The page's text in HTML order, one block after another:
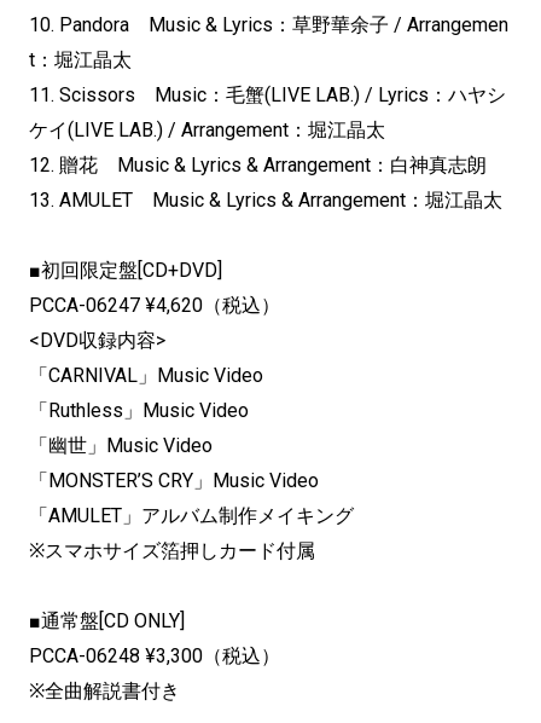
10. Pandora Music & Lyrics：草野華余子 / Arrangemen
t：堀江晶太
11. Scissors Music：毛蟹(LIVE LAB.) / Lyrics：ハヤシ
ケイ(LIVE LAB.) / Arrangement：堀江晶太
12. 贈花 Music & Lyrics & Arrangement：白神真志朗
13. AMULET Music & Lyrics & Arrangement：堀江晶太
■初回限定盤[CD+DVD]
PCCA-06247 ¥4,620（税込）
<DVD収録内容>
「CARNIVAL」Music Video
「Ruthless」Music Video
「幽世」Music Video
「MONSTER’S CRY」Music Video
「AMULET」アルバム制作メイキング
※スマホサイズ箔押しカード付属
■通常盤[CD ONLY]
PCCA-06248 ¥3,300（税込）
※全曲解説書付き